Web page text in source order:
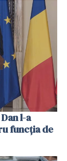
l-a
funcția de